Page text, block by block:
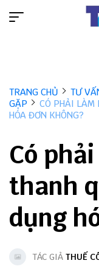
TRANG CHỦ TƯ
GẶP
CÓ PHẢI LÀM
HÓA ĐƠN KHÔNG?
Có
thanh
dụng
TÁC GIẢ THUẾ